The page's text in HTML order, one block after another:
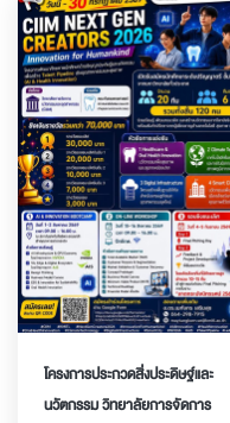
โครงการประกวดสิ่ง​ประดิษฐ์​และ
นวัตกรรม​ วิทยาลัยการจัดการ